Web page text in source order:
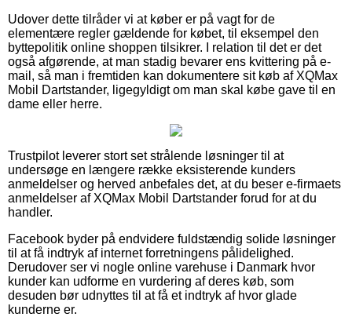
Udover dette tilråder vi at køber er på vagt for de
elementære regler gældende for købet, til eksempel den
byttepolitik online shoppen tilsikrer. I relation til det er det
også afgørende, at man stadig bevarer ens kvittering på e-
mail, så man i fremtiden kan dokumentere sit køb af XQMax
Mobil Dartstander, ligegyldigt om man skal købe gave til en
dame eller herre.
Trustpilot leverer stort set strålende løsninger til at
undersøge en længere række eksisterende kunders
anmeldelser og herved anbefales det, at du beser e-firmaets
anmeldelser af XQMax Mobil Dartstander forud for at du
handler.
Facebook byder på endvidere fuldstændig solide løsninger
til at få indtryk af internet forretningens pålidelighed.
Derudover ser vi nogle online varehuse i Danmark hvor
kunder kan udforme en vurdering af deres køb, som
desuden bør udnyttes til at få et indtryk af hvor glade
kunderne er.